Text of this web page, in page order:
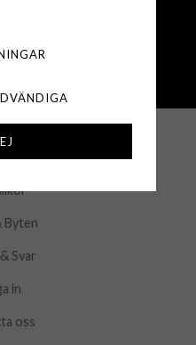
30 dagar
Byten
Svar
in
oss